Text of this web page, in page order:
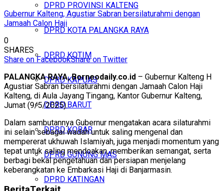
DPRD PROVINSI KALTENG
DPRD KOTA PALANGKA RAYA
DPRD KOTIM
DPRD KAPUAS
DPRD BARUT
DPRD KOBAR
DPRD GUNUNG MAS
DPRD KATINGAN
Gubernur Kalteng, Agustiar Sabran bersilaturahmi dengan
Jamaah Calon Haji
0
SHARES
Share on FacebookShare on Twitter
PALANGKA RAYA, Borneodaily.co.id – Gubernur Kalteng H
Agustiar Sabran bersilaturahmi dengan Jamaah Calon Haji
Kalteng, di Aula Jayang Tingang, Kantor Gubernur Kalteng,
Jumat (9/5/2025).
Dalam sambutannya Gubernur mengatakan acara silaturahmi
ini selain sebagai wadah untuk saling mengenal dan
mempererat ukhuwah Islamiyah, juga menjadi momentum yang
tepat untuk saling mendoakan, memberikan semangat, serta
berbagi bekal pengetahuan dan persiapan menjelang
keberangkatan ke Embarkasi Haji di Banjarmasin.